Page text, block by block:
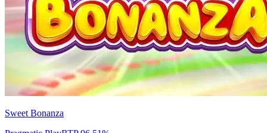
Sweet Bonanza